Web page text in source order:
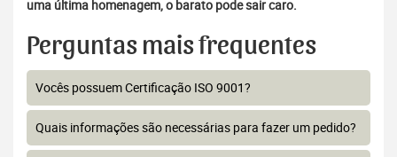
uma última homenagem, o barato pode sair caro.
Perguntas mais frequentes
Vocês possuem Certificação ISO 9001?
Quais informações são necessárias para fazer um pedido?